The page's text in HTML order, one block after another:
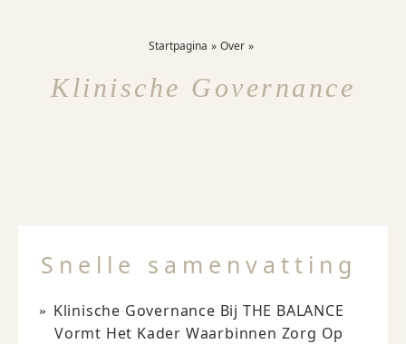
Startpagina Over
Klinische Governance
Snelle samenvatting
Klinische Governance Bij THE BALANCE
Vormt Het Kader Waarbinnen Zorg Op